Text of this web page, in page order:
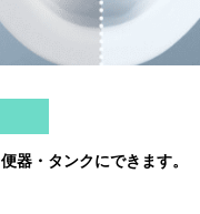
器・タンクにできます。